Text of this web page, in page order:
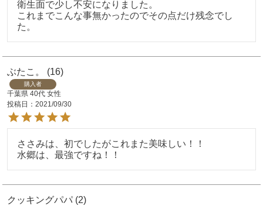
衛生面で少し不安になりました。
これまでこんな事無かったのでその点だけ残念でし
た。
ぶたこ。 16
購入者
千葉県 40代 女性
投稿日
2021/09/30
ささみは、初でしたがこれまた美味しい！！
水郷は、最強ですね！！
クッキングパパ 2